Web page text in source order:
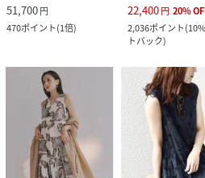
クリーニング
手洗い|漂白不可|
イロン仕上げ可|
可
品番
20262014900-68-
51,700円
470ポイント(1倍)
22,400円 20%
2,036ポイント(
トバック)